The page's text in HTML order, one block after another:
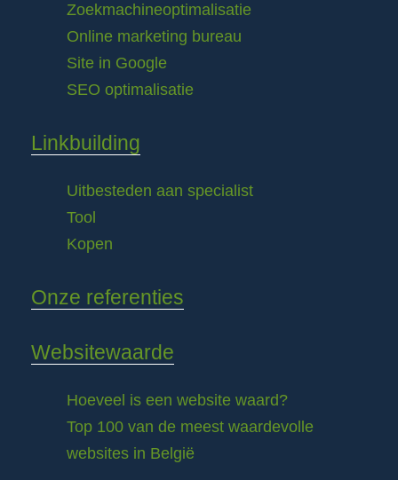
Zoekmachineoptimalisatie
Online marketing bureau
Site in Google
SEO optimalisatie
Linkbuilding
Uitbesteden aan specialist
Tool
Kopen
Onze referenties
Websitewaarde
Hoeveel is een website waard?
Top 100 van de meest waardevolle
websites in België